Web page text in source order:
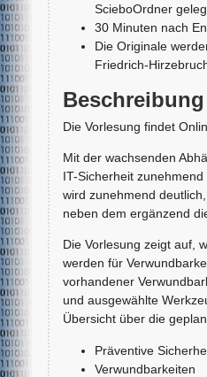
ScieboOrdner
30 Minuten nach
Die Originale
Friedrich-
Beschreibung
Die Vorlesung findet
Mit der wachsenden
IT-Sicherheit
wird zunehmend
neben dem ergänzend
Die Vorlesung zeigt auf,
werden für
vorhandener
und ausgewählte
Übersicht über die
Präventive
Verwundbarkeiten